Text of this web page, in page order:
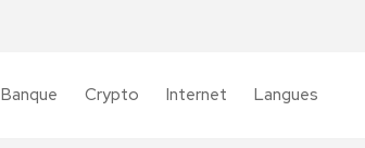
Banque Crypto Internet Langues